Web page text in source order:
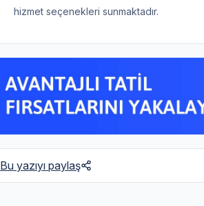
hizmet seçenekleri sunmaktadır.
Bu yazıyı paylaş